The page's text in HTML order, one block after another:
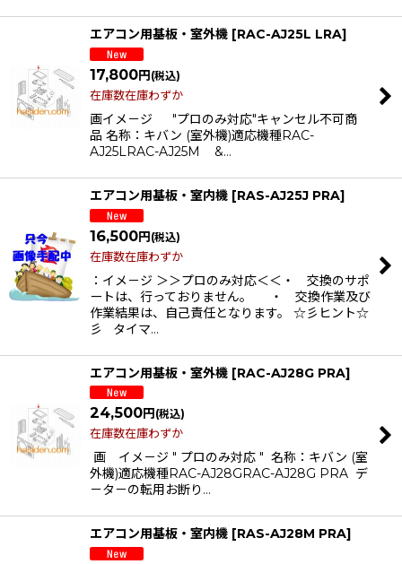
エアコン用基板・室外機 [RAC-AJ25L LRA]
17,800円 (税込)
在庫数在庫わずか
画イメ－ジ "プロのみ対応"キャンセル不可商
品 名称：キバン (室外機)適応機種RAC-
AJ25LRAC-AJ25M &…
エアコン用基板・室内機 [RAS-AJ25J PRA]
16,500円(税込)
在庫数在庫わずか
：イメ－ジ ＞＞プロのみ対応＜＜・ 交換のサポ
ートは、行っておりません。 ・ 交換作業及び
作業結果は、自己責任となります。 ☆彡ヒント☆
彡 タイマ…
エアコン用基板・室外機 [RAC-AJ28G PRA]
24,500円 (税込)
在庫数在庫わずか
画 イメ－ジ " プロのみ対応 " 名称：キバン (室
外機)適応機種RAC-AJ28GRAC-AJ28G PRA デ
－タ－の転用お断り…
エアコン用基板・室内機 [RAS-AJ28M PRA]